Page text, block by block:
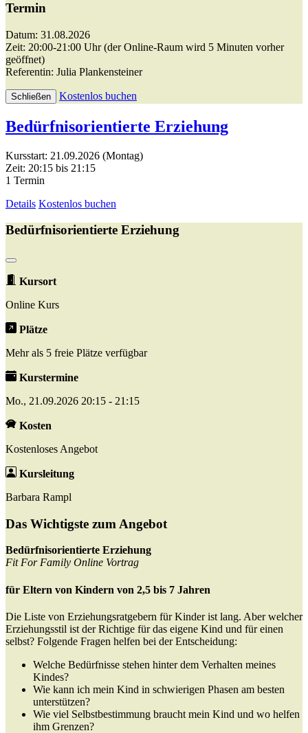
Termin
Datum: 31.08.2026
Zeit: 20:00-21:00 Uhr (der Online-Raum wird 5 Minuten vorher
geöffnet)
Referentin: Julia Plankensteiner
Schließen Kostenlos buchen
Bedürfnisorientierte Erziehung
Kursstart: 21.09.2026 (Montag)
Zeit: 20:15 bis 21:15
1 Termin
Details Kostenlos buchen
Bedürfnisorientierte Erziehung
Kursort
Online Kurs
Plätze
Mehr als 5 freie Plätze verfügbar
Kurstermine
Mo., 21.09.2026 20:15 - 21:15
Kosten
Kostenloses Angebot
Kursleitung
Barbara Rampl
Das Wichtigste zum Angebot
Bedürfnisorientierte Erziehung
Fit For Family Online Vortrag
für Eltern von Kindern von 2,5 bis 7 Jahren
Die Liste von Erziehungsratgebern für Kinder ist lang. Aber welcher
Erziehungsstil ist der Richtige für das eigene Kind und für einen
selbst? Folgende Fragen helfen bei der Entscheidung:
Welche Bedürfnisse stehen hinter dem Verhalten meines
Kindes?
Wie kann ich mein Kind in schwierigen Phasen am besten
unterstützen?
Wie viel Selbstbestimmung braucht mein Kind und wo helfen
ihm Grenzen?